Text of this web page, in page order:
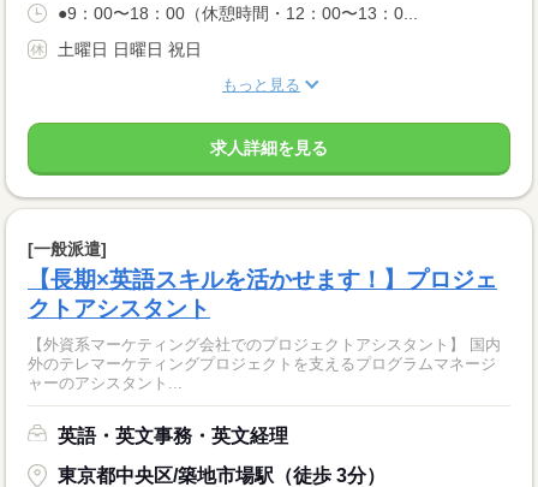
●9：00〜18：00（休憩時間・12：00〜13：0...
土曜日 日曜日 祝日
もっと見る
求人詳細を見る
[一般派遣]
【長期×英語スキルを活かせます！】プロジェ
クトアシスタント
【外資系マーケティング会社でのプロジェクトアシスタント】 国内
外のテレマーケティングプロジェクトを支えるプログラムマネージ
ャーのアシスタント...
英語・英文事務・英文経理
東京都中央区/築地市場駅（徒歩 3分）